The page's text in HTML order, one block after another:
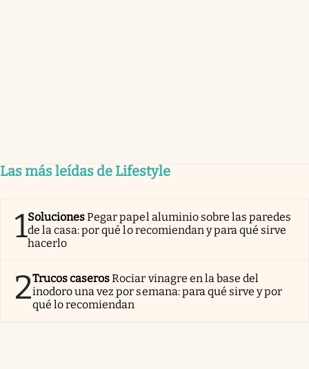
Las más leídas de Lifestyle
1SolucionesPegar papel aluminio sobre las paredes
de la casa: por qué lo recomiendan y para qué sirve
hacerlo
2Trucos caserosRociar vinagre en la base del
inodoro una vez por semana: para qué sirve y por
qué lo recomiendan